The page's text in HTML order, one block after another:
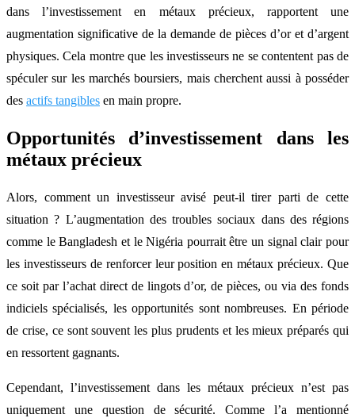
dans l’investissement en métaux précieux, rapportent une
augmentation significative de la demande de pièces d’or et d’argent
physiques. Cela montre que les investisseurs ne se contentent pas de
spéculer sur les marchés boursiers, mais cherchent aussi à posséder
des actifs tangibles en main propre.
Opportunités d’investissement dans les
métaux précieux
Alors, comment un investisseur avisé peut-il tirer parti de cette
situation ? L’augmentation des troubles sociaux dans des régions
comme le Bangladesh et le Nigéria pourrait être un signal clair pour
les investisseurs de renforcer leur position en métaux précieux. Que
ce soit par l’achat direct de lingots d’or, de pièces, ou via des fonds
indiciels spécialisés, les opportunités sont nombreuses. En période
de crise, ce sont souvent les plus prudents et les mieux préparés qui
en ressortent gagnants.
Cependant, l’investissement dans les métaux précieux n’est pas
uniquement une question de sécurité. Comme l’a mentionné